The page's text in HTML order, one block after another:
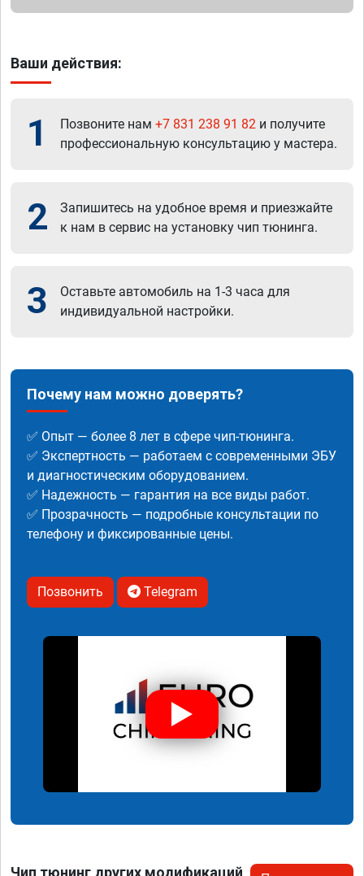
Ваши действия:
1 Позвоните нам +7 831 238 91 82 и получите
профессиональную консультацию у мастера.
2
Запишитесь на удобное время и приезжайте
к нам в сервис на установку чип тюнинга.
3
Оставьте автомобиль на 1-3 часа для
индивидуальной настройки.
Почему нам можно доверять?
✅ Опыт — более 8 лет в сфере чип-тюнинга.
✅ Экспертность — работаем с современными ЭБУ
и диагностическим оборудованием.
✅ Надежность — гарантия на все виды работ.
✅ Прозрачность — подробные консультации по
телефону и фиксированные цены.
Позвонить Telegram
Чип тюнинг других модификаций